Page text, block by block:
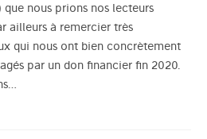
nous prions nos lecteurs
ailleurs à remercier très
qui nous ont bien concrètement
par un don financier fin 2020.